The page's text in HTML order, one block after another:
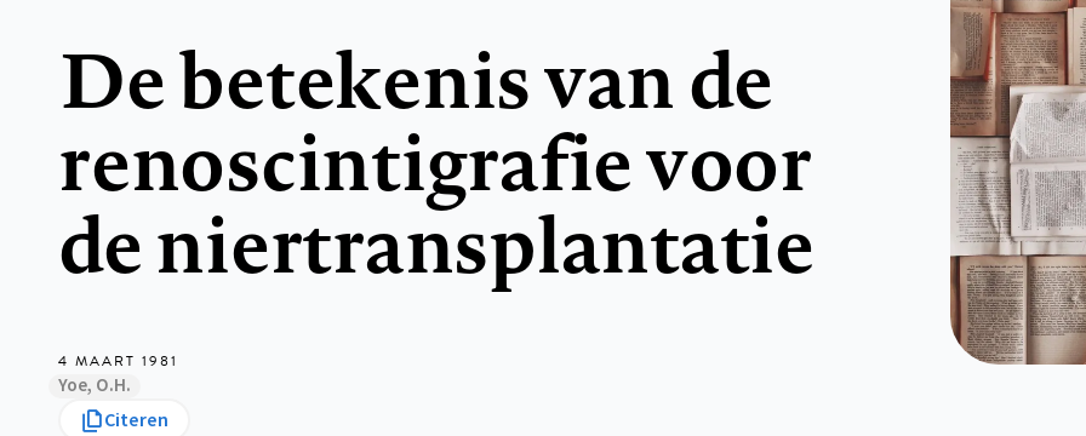
De betekenis van de
renoscintigrafie voor
de niertransplantatie
4 MAART 1981
Yoe, O.H.
Citeren